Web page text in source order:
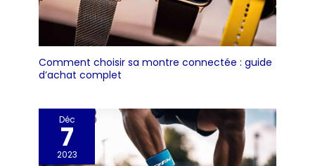
Comment choisir sa montre connectée : guide
d’achat complet
Déc
7
2023